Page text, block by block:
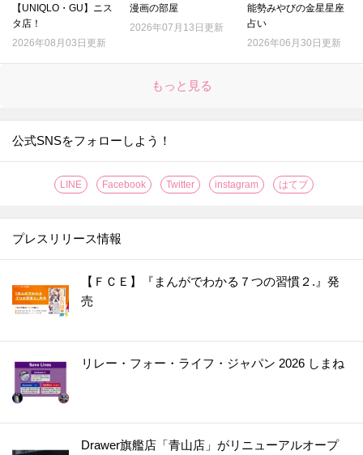
【UNIQLO・GU】ニス
タ店！
2026年08月03日更新
漫画の部屋
2026年07月13日更新
能勢みやびの金星星座
占い
2026年06月30日更新
もっと見る
公式SNSをフォローしよう！
LINE Facebook Twitter instagram はてブ
プレスリリース情報
【ＦＣＥ】『まんがでわかる７つの習慣２.』発
売
リレー・フォー・ライフ・ジャパン 2026 しまね
Drawer旗艦店「青山店」がリニューアルオープ